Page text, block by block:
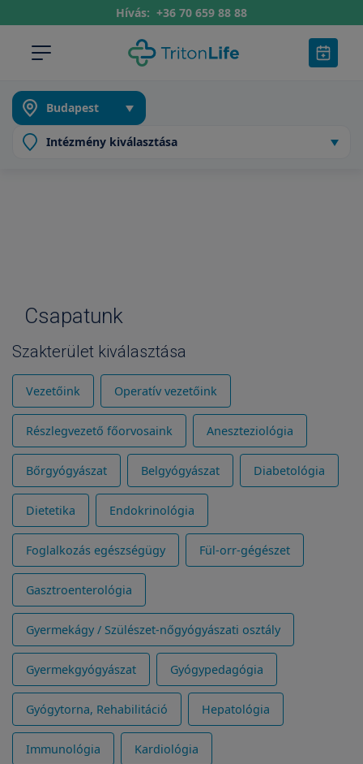
Hívás: +36 70 659 88 88
Csapatunk
Szakterület kiválasztása
Vezetőink Operatív vezetőink
Részlegvezető főorvosaink Aneszteziológia
Bőrgyógyászat Belgyógyászat Diabetológia
Dietetika Endokrinológia
Foglalkozás egészségügy Fül-orr-gégészet
Gasztroenterológia
Gyermekágy / Szülészet-nőgyógyászati osztály
Gyermekgyógyászat Gyógypedagógia
Gyógytorna, Rehabilitáció Hepatológia
Immunológia Kardiológia